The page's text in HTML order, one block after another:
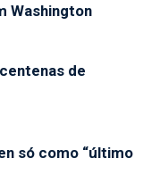
Washington
de
só como “último